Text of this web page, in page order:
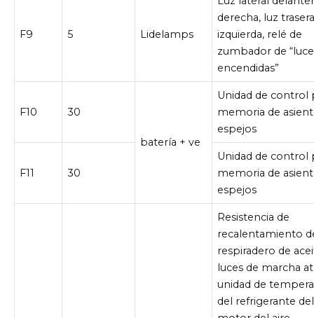
F9 5 Lidelamps
derecha, luz
izquierda, relé de
zumbador de
encendidas”
F10 30
batería + ve
Unidad de control
memoria de
espejos
F11 30
Unidad de control
memoria de
espejos
Resistencia de
recalentamiento
respiradero de
luces de marcha
unidad de
del refrigerante del